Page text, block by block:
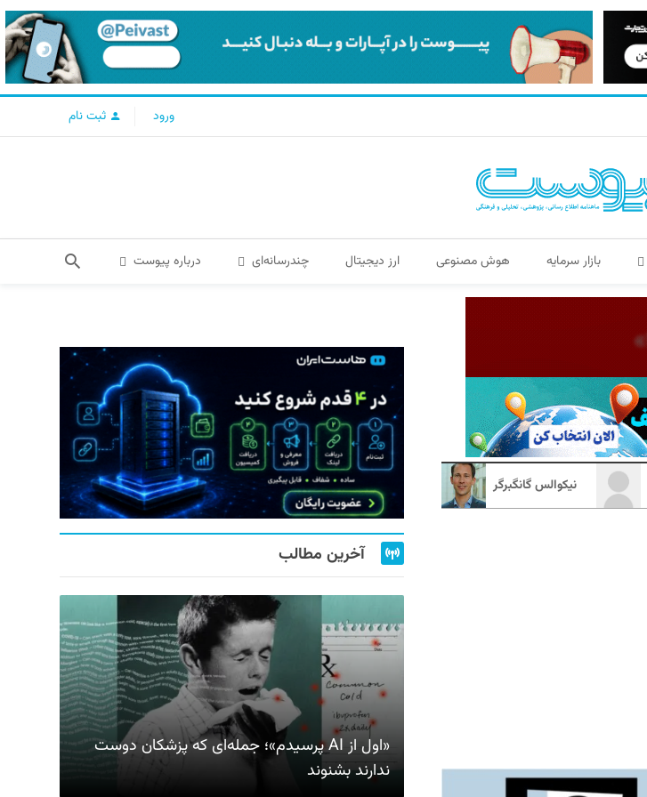
ورود ثبت نام
بازار سرمایه هوش مصنوعی ارز دیجیتال چندرسانه‌ای درباره پیوست
نیکوالس گانگبرگر
آخرین مطالب
«اول از AI پرسیدم»؛ جمله‌ای که پزشکان دوست
ندارند بشنوند